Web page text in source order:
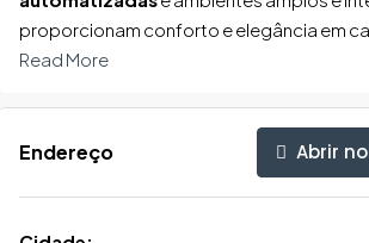
proporcionam conforto e elegância em
Read More
Endereço Abrir